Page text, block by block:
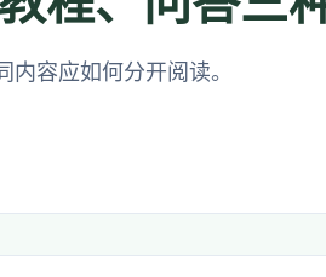
容应如何分开阅读。